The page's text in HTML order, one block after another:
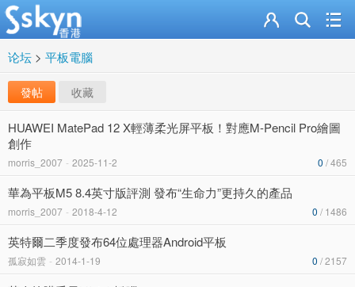
论坛 > 平板電腦
發帖 收藏
HUAWEI MatePad 12 X輕薄柔光屏平板！對應M-Pencil Pro繪圖
創作
morris_2007 - 2025-11-2 0 / 465
華為平板M5 8.4英寸版評測 發布“生命力”更持久的產品
morris_2007 - 2018-4-12 0 / 1486
英特爾二季度發布64位處理器Android平板
孤寂如雲 - 2014-1-19 0 / 2157